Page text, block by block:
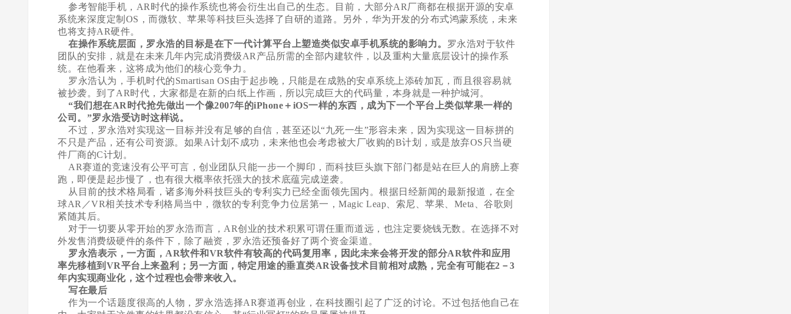
参考智能手机，AR时代的操作系统也将会衍生出自己的生态。目前，大部分AR厂商都在根据开源的安卓
系统来深度定制OS，而微软、苹果等科技巨头选择了自研的道路。另外，华为开发的分布式鸿蒙系统，未来
也将支持AR硬件。
在操作系统层面，罗永浩的目标是在下一代计算平台上塑造类似安卓手机系统的影响力。 罗永浩对于软件
团队的安排，就是在未来几年内完成消费级AR产品所需的全部内建软件，以及重构大量底层设计的操作系
统。在他看来，这将成为他们的核心竞争力。
罗永浩认为，手机时代的Smartisan OS由于起步晚，只能是在成熟的安卓系统上添砖加瓦，而且很容易就
被抄袭。到了AR时代，大家都是在新的白纸上作画，所以完成巨大的代码量，本身就是一种护城河。
“我们想在AR时代抢先做出一个像2007年的iPhone＋iOS一样的东西，成为下一个平台上类似苹果一样的
公司。”罗永浩受访时这样说。
不过，罗永浩对实现这一目标并没有足够的自信，甚至还以“九死一生”形容未来，因为实现这一目标拼的
不只是产品，还有公司资源。如果A计划不成功，未来他也会考虑被大厂收购的B计划，或是放弃OS只当硬
件厂商的C计划。
AR赛道的竞速没有公平可言，创业团队只能一步一个脚印，而科技巨头旗下部门都是站在巨人的肩膀上赛
跑，即便是起步慢了，也有很大概率依托强大的技术底蕴完成逆袭。
从目前的技术格局看，诸多海外科技巨头的专利实力已经全面领先国内。根据日经新闻的最新报道，在全
球AR／VR相关技术专利格局当中，微软的专利竞争力位居第一，Magic Leap、索尼、苹果、Meta、谷歌则
紧随其后。
对于一切要从零开始的罗永浩而言，AR创业的技术积累可谓任重而道远，也注定要烧钱无数。在选择不对
外发售消费级硬件的条件下，除了融资，罗永浩还预备好了两个资金渠道。
罗永浩表示，一方面，AR软件和VR软件有较高的代码复用率，因此未来会将开发的部分AR软件和应用
率先移植到VR平台上来盈利；另一方面，特定用途的垂直类AR设备技术目前相对成熟，完全有可能在2－3
年内实现商业化，这个过程也会带来收入。
写在最后
作为一个话题度很高的人物，罗永浩选择AR赛道再创业，在科技圈引起了广泛的讨论。不过包括他自己在